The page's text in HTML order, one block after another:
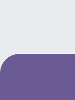
adresi